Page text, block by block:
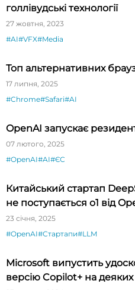
голлівудські технології
27 жовтня, 2023
#AI#VFX#Media
Топ альтернативних
17 липня, 2025
#Chrome#Safari#AI
OpenAI запускає
07 лютого, 2025
#OpenAI#AI#ЄС
Китайський стартап
не поступається o1 від
дешевше
23 січня, 2025
#OpenAI#Стартапи#LLM
Microsoft випустить
версію Copilot+ на